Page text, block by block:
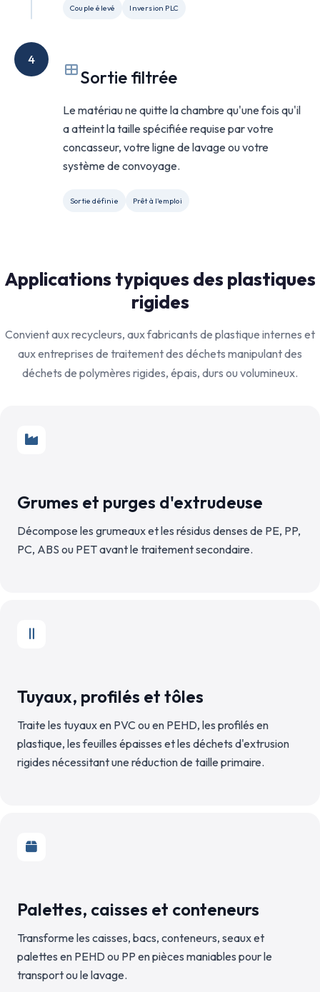
Couple élevé Inversion PLC
4
Sortie filtrée
Le matériau ne quitte la chambre qu'une fois qu'il
a atteint la taille spécifiée requise par votre
concasseur, votre ligne de lavage ou votre
système de convoyage.
Sortie définie Prêt à l'emploi
Applications typiques des plastiques
rigides
Convient aux recycleurs, aux fabricants de plastique internes et
aux entreprises de traitement des déchets manipulant des
déchets de polymères rigides, épais, durs ou volumineux.
Grumes et purges d'extrudeuse
Décompose les grumeaux et les résidus denses de PE, PP,
PC, ABS ou PET avant le traitement secondaire.
Tuyaux, profilés et tôles
Traite les tuyaux en PVC ou en PEHD, les profilés en
plastique, les feuilles épaisses et les déchets d'extrusion
rigides nécessitant une réduction de taille primaire.
Palettes, caisses et conteneurs
Transforme les caisses, bacs, conteneurs, seaux et
palettes en PEHD ou PP en pièces maniables pour le
transport ou le lavage.